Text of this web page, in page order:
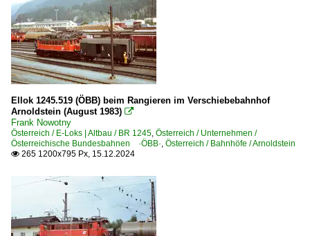
Strecke Innsbruck – Hochzirl – Scharnitz (– Garmisch)
Strecke Innsbruck Hbf – Bludenz ·Arlbergbahn·
Strecke Leoben – Vordernberg ·Vordernbergerbahn·
Strecke Linz – Rohr-Bad Hall – Selzthal ·Pyhrnbahn·
Strecke Selzthal – St.Michael ·Schoberpass·
Strecke St. Veit a.d. Glan – Klagenfurt – Rosenbach (–
Strecke Stainach-Irdning – Attnang-Puchheim
Strecke Wien West – Linz – Salzburg ·Westbahn·
Strecke Wien – Bruck a.d. Mur – Graz – Spielfeld-Strass (
Ellok 1245.519 (ÖBB) beim Rangieren im Verschiebebahnhof
Arnoldstein (August 1983) 
Frank Nowotny
Österreich / E-Loks | Altbau / BR 1245, Österreich / Unternehmen /
Österreichische Bundesbahnen ·ÖBB·, Österreich / Bahnhöfe / Arnoldstein
 265 1200x795 Px, 15.12.2024